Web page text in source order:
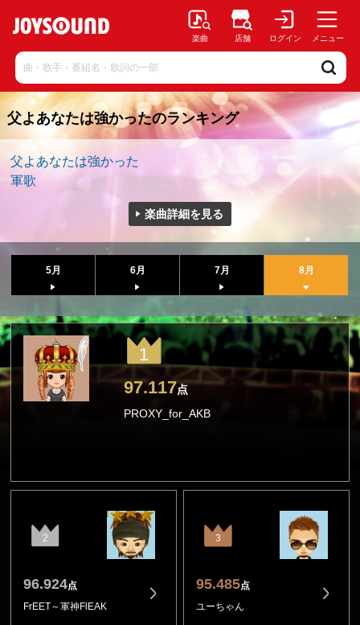
楽曲 店舗 ログイン メニュー
父よあなたは強かったのランキング
父よあなたは強かった
軍歌
楽曲詳細を見る
5月 6月 7月 8月
1
97.117点
PROXY_for_AKB
2
96.924点
FrEET～軍神FlEAK
3
95.485点
ユーちゃん